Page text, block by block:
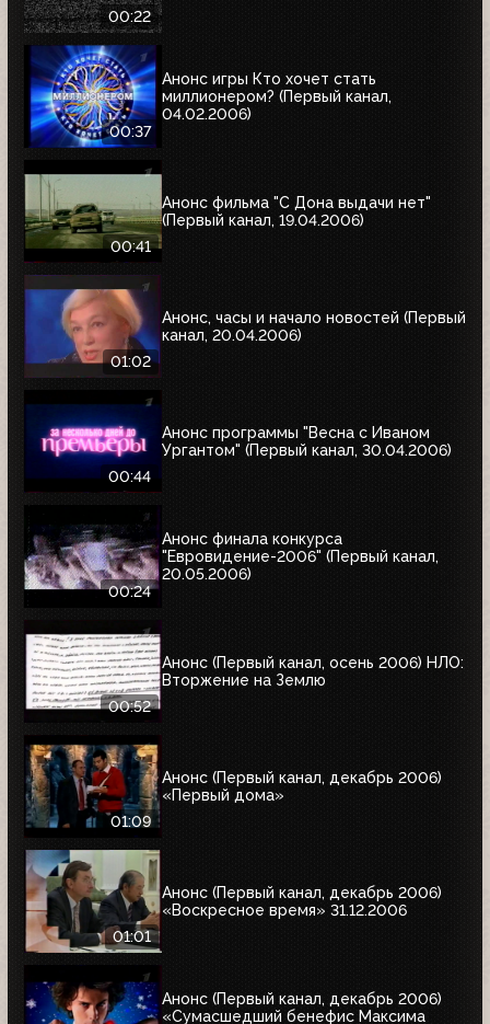
00:22
00:37
Анонс игры Кто хочет стать
миллионером? (Первый канал,
04.02.2006)
00:41
Анонс фильма "С Дона выдачи нет"
(Первый канал, 19.04.2006)
01:02
Анонс, часы и начало новостей (Первый
канал, 20.04.2006)
00:44
Анонс программы "Весна с Иваном
Ургантом" (Первый канал, 30.04.2006)
00:24
Анонс финала конкурса
"Евровидение-2006" (Первый канал,
20.05.2006)
00:52
Анонс (Первый канал, осень 2006) НЛО:
Вторжение на Землю
01:09
Анонс (Первый канал, декабрь 2006)
«Первый дома»
01:01
Анонс (Первый канал, декабрь 2006)
«Воскресное время» 31.12.2006
Анонс (Первый канал, декабрь 2006)
«Сумасшедший бенефис Максима